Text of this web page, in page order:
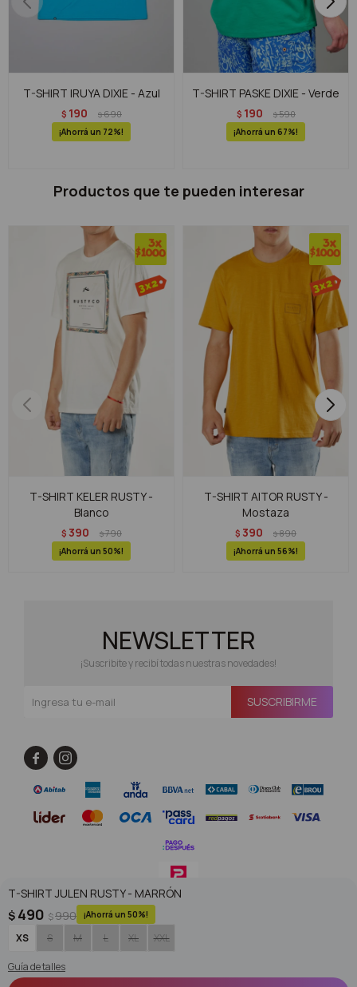
T-SHIRT JULEN RUSTY - MARRÓN
$ 490 $990 50
XS S M L XL XXL
Guía de talles
T-SHIRT IRUYA DIXIE - Azul
$ 190 $690
72
T-SHIRT PASKE DIXIE - Verde
$ 190 $590
67
Productos que te pueden interesar
T-SHIRT KELER RUSTY -
Blanco
$ 390 $790
50
T-SHIRT AITOR RUSTY -
Mostaza
$ 390 $890
56
NEWSLETTER
¡Suscribite y recibí todas nuestras novedades!
SUSCRIBIRME
 
© Copyright 2026 / Superoutlet / FORTER S.A Rut 213720560017